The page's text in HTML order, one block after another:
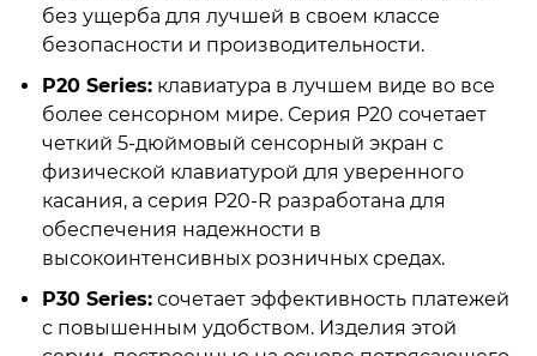
без ущерба для лучшей в своем классе
безопасности и производительности.
P20 Series: клавиатура в лучшем виде во все
более сенсорном мире. Серия P20 сочетает
четкий 5-дюймовый сенсорный экран с
физической клавиатурой для уверенного
касания, а серия P20-R разработана для
обеспечения надежности в
высокоинтенсивных розничных средах.
P30 Series: сочетает эффективность платежей
с повышенным удобством. Изделия этой